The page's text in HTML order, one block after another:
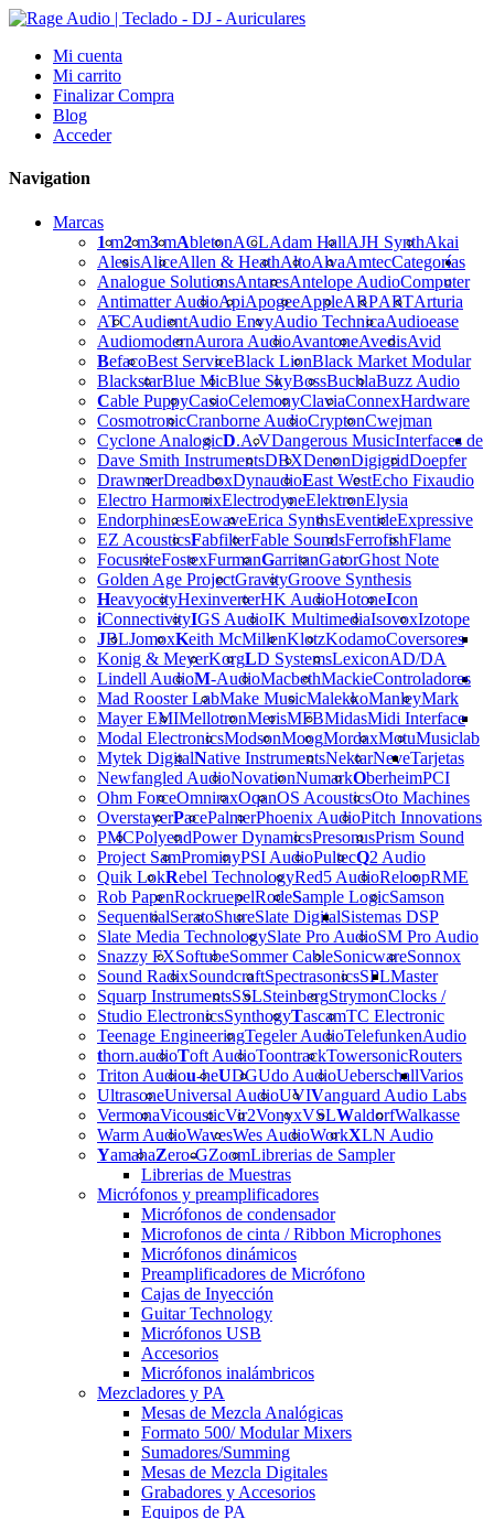
Mi cuenta
Mi carrito
Finalizar Compra
Blog
Acceder
Navigation
Marcas
1m2m3mAbletonACLAdam HallAJH SynthAkai
AlesisAliceAllen & HeathAltoAlvaAmtec
Analogue SolutionsAntaresAntelope Audio
Antimatter AudioApiApogeeAppleARPARTArturia
ATCAudientAudio EnvyAudio TechnicaAudioease
AudiomodernAurora AudioAvantoneAvedisAvid
BefacoBest ServiceBlack LionBlack Market Modular
BlackstarBlue MicBlue SkyBossBuchlaBuzz Audio
Cable PuppyCasioCelemonyClaviaConnex
CosmotronicCranborne AudioCryptonCwejman
Cyclone AnalogicD.A.VDangerous Music
Dave Smith InstrumentsDBXDenonDigigridDoepfer
DrawmerDreadboxDynaudioEast WestEcho Fix
Electro HarmonixElectrodyneElektronElysia
Endorphin.esEowaveErica SynthsEventideExpressive
EZ AcousticsFabfilterFable SoundsFerrofishFlame
FocusriteFostexFurmanGarritanGatorGhost Note
Golden Age ProjectGravityGroove Synthesis
HeavyocityHexinverterHK AudioHotoneIcon
iConnectivityIGS AudioIK MultimediaIsovoxIzotope
JBLJomoxKeith McMillenKlotzKodamo
Konig & MeyerKorgLD SystemsLexicon
Lindell AudioM-AudioMacbethMackie
Mad Rooster LabMake MusicMalekkoManleyMark
Mayer EMIMellotronMerisMFBMidas
Modal ElectronicsModsonMoogMordaxMotuMusiclab
Mytek DigitalNative InstrumentsNektarNeve
Newfangled AudioNovationNumarkOberheim
Ohm ForceOmniraxOqanOS AcousticsOto Machines
OverstayerPacePalmerPhoenix AudioPitch Innovations
PMCPolyendPower DynamicsPresonusPrism Sound
Project SamProminyPSI AudioPultecQ2 Audio
Quik LokRebel TechnologyRed5 AudioReloopRME
Rob PapenRockruepelRodeSample LogicSamson
SequentialSeratoShureSlate Digital
Slate Media TechnologySlate Pro AudioSM Pro Audio
Snazzy FXSoftubeSommer CableSonicwareSonnox
Sound RadixSoundcraftSpectrasonicsSPL
Squarp InstrumentsSSLSteinbergStrymon
Studio ElectronicsSynthogyTascamTC Electronic
Teenage EngineeringTegeler AudioTelefunken
thorn.audioToft AudioToontrackTowersonic
Triton Audiou-heUDGUdo AudioUeberschall
UltrasoneUniversal AudioUVIVanguard Audio Labs
VermonaVicousticVir2VonyxVSLWaldorfWalkasse
Warm AudioWavesWes AudioWorkXLN Audio
YamahaZero-GZoom
Categorías
Computer
Hardware
Interfaces de
audio
Coversores
AD/DA
Controladores
Midi Interface
Tarjetas
PCI
Sistemas DSP
Master
Clocks /
Audio
Routers
Varios
Librerias de Sampler
Librerias de Muestras
Micrófonos y preamplificadores
Micrófonos de condensador
Microfonos de cinta / Ribbon Microphones
Micrófonos dinámicos
Preamplificadores de Micrófono
Cajas de Inyección
Guitar Technology
Micrófonos USB
Accesorios
Micrófonos inalámbricos
Mezcladores y PA
Mesas de Mezcla Analógicas
Formato 500/ Modular Mixers
Sumadores/Summing
Mesas de Mezcla Digitales
Grabadores y Accesorios
Equipos de PA